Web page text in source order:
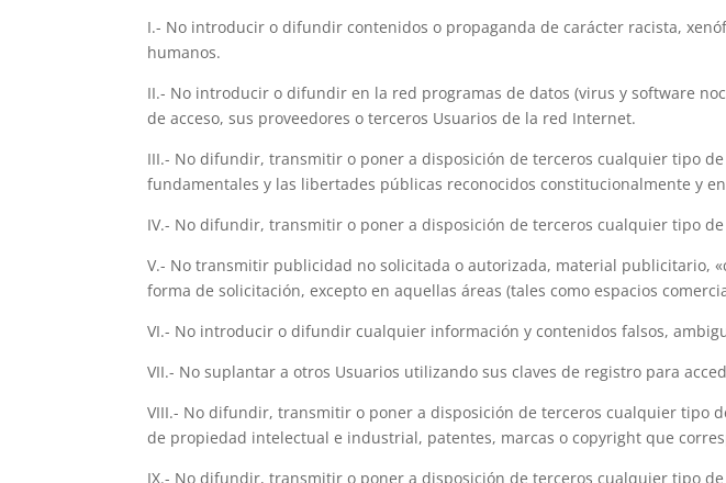
I.- No introducir o difundir contenidos o propaganda de carácter racista,
humanos.
II.- No introducir o difundir en la red programas de datos (virus y software
de acceso, sus proveedores o terceros Usuarios de la red Internet.
III.- No difundir, transmitir o poner a disposición de terceros cualquier tipo
fundamentales y las libertades públicas reconocidos constitucionalmente y
IV.- No difundir, transmitir o poner a disposición de terceros cualquier tipo
V.- No transmitir publicidad no solicitada o autorizada, material publicitario,
forma de solicitación, excepto en aquellas áreas (tales como espacios
VI.- No introducir o difundir cualquier información y contenidos falsos,
VII.- No suplantar a otros Usuarios utilizando sus claves de registro para
VIII.- No difundir, transmitir o poner a disposición de terceros cualquier tipo
de propiedad intelectual e industrial, patentes, marcas o copyright que
IX.- No difundir, transmitir o poner a disposición de terceros cualquier tipo